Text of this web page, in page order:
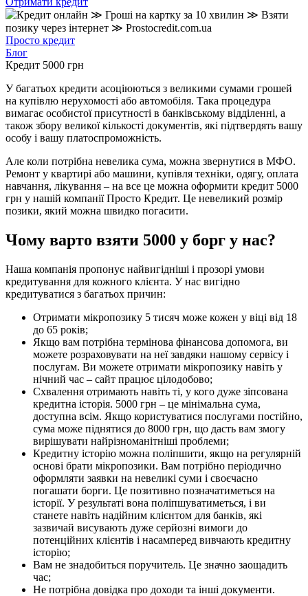
Просто кредит
Блог
Кредит 5000 грн
У багатьох кредити асоціюються з великими сумами грошей
на купівлю нерухомості або автомобіля. Така процедура
вимагає особистої присутності в банківському відділенні, а
також збору великої кількості документів, які підтвердять вашу
особу і вашу платоспроможність.
Але коли потрібна невелика сума, можна звернутися в МФО.
Ремонт у квартирі або машини, купівля техніки, одягу, оплата
навчання, лікування – на все це можна оформити кредит 5000
грн у нашій компанії Просто Кредит. Це невеликий розмір
позики, який можна швидко погасити.
Чому варто взяти 5000 у борг у нас?
Наша компанія пропонує найвигідніші і прозорі умови
кредитування для кожного клієнта. У нас вигідно
кредитуватися з багатьох причин:
Отримати мікропозику 5 тисяч може кожен у віці від 18
до 65 років;
Якщо вам потрібна термінова фінансова допомога, ви
можете розраховувати на неї завдяки нашому сервісу і
послугам. Ви можете отримати мікропозику навіть у
нічний час – сайт працює цілодобово;
Схвалення отримають навіть ті, у кого дуже зіпсована
кредитна історія. 5000 грн – це мінімальна сума,
доступна всім. Якщо користуватися послугами постійно,
сума може піднятися до 8000 грн, що дасть вам змогу
вирішувати найрізноманітніші проблеми;
Кредитну історію можна поліпшити, якщо на регулярній
основі брати мікропозики. Вам потрібно періодично
оформляти заявки на невеликі суми і своєчасно
погашати борги. Це позитивно позначатиметься на
історії. У результаті вона поліпшуватиметься, і ви
станете навіть надійним клієнтом для банків, які
зазвичай висувають дуже серйозні вимоги до
потенційних клієнтів і насамперед вивчають кредитну
історію;
Вам не знадобиться поручитель. Це значно заощадить
час;
Не потрібна довідка про доходи та інші документи.